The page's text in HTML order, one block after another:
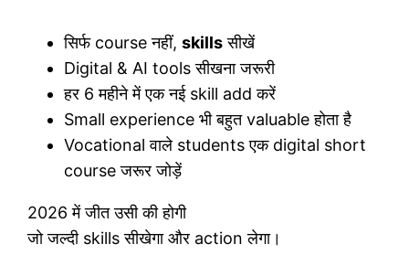
सिर्फ course नहीं,skillsसीखें
Digital & AI tools सीखना जरूरी
हर 6 महीने में एक नई skill add करें
Small experience भी बहुत valuable होता है
Vocational वाले students एक digital short
course जरूर जोड़ें
2026 में जीत उसी की होगी
जो जल्दी skills सीखेगा और action लेगा।